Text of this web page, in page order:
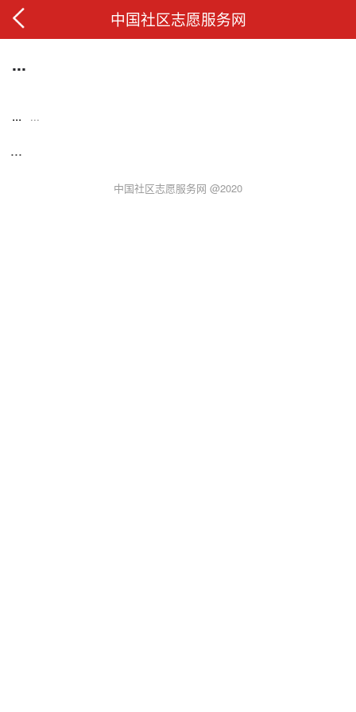
中国社区志愿服务网
...
... ...
...
中国社区志愿服务网 @2020